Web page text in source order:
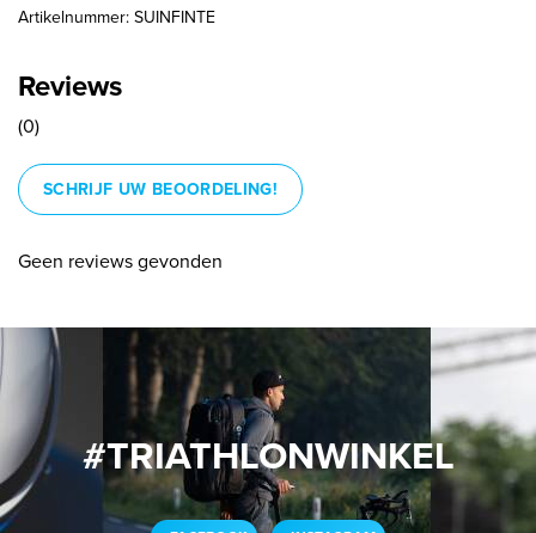
Artikelnummer: SUINFINTE
Reviews
(0)
SCHRIJF UW BEOORDELING!
Geen reviews gevonden
#TRIATHLONWINKEL